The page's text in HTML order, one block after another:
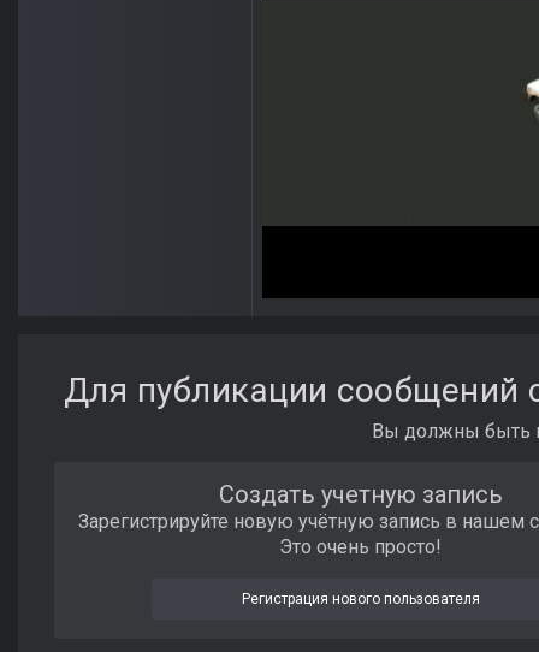
Для публикации сообщений
Вы должны быть
Создать учетную запись
Зарегистрируйте новую учётную запись в нашем
Это очень просто!
Регистрация нового пользователя